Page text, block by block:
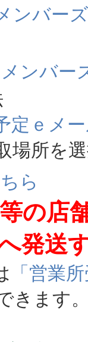
ンバーズ
ンバー
定ｅメ
場所を
ら
の店
発送
「営業
きます